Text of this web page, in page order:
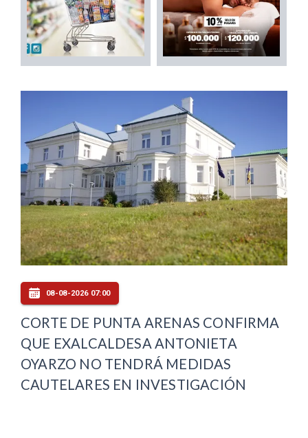
08-08-2026 07:00
CORTE DE PUNTA ARENAS CONFIRMA
QUE EXALCALDESA ANTONIETA
OYARZO NO TENDRÁ MEDIDAS
CAUTELARES EN INVESTIGACIÓN